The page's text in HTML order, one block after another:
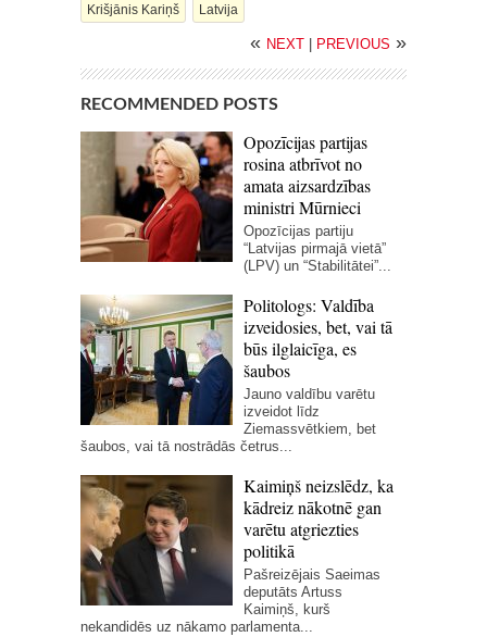
Krišjānis Kariņš Latvija
« NEXT PREVIOUS »
RECOMMENDED POSTS
Opozīcijas partijas
rosina atbrīvot no
amata aizsardzības
ministri Mūrnieci
Opozīcijas partiju
“Latvijas pirmajā vietā”
(LPV) un “Stabilitātei”...
Politologs: Valdība
izveidosies, bet, vai tā
būs ilglaicīga, es
šaubos
Jauno valdību varētu
izveidot līdz
Ziemassvētkiem, bet
šaubos, vai tā nostrādās četrus...
Kaimiņš neizslēdz, ka
kādreiz nākotnē gan
varētu atgriezties
politikā
Pašreizējais Saeimas
deputāts Artuss
Kaimiņš, kurš
nekandidēs uz nākamo parlamenta...